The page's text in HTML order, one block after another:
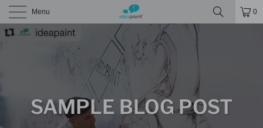
Menu 0
SAMPLE BLOG POST